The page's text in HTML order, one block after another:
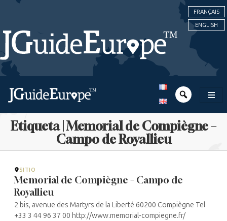
FRANÇAIS
ENGLISH
Etiqueta | Memorial de Compiègne –
Campo de Royallieu
SITIO
Memorial de Compiègne – Campo de
Royallieu
2 bis, avenue des Martyrs de la Liberté 60200 Compiègne Tel
+33 3 44 96 37 00 http://www.memorial-compiegne.fr/